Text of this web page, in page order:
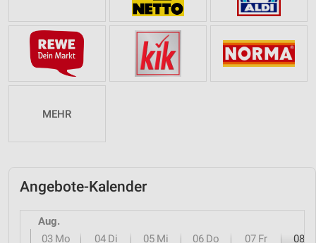
MEHR
Angebote-Kalender
Aug.
03 Mo 04 Di 05 Mi 06 Do 07 Fr 08